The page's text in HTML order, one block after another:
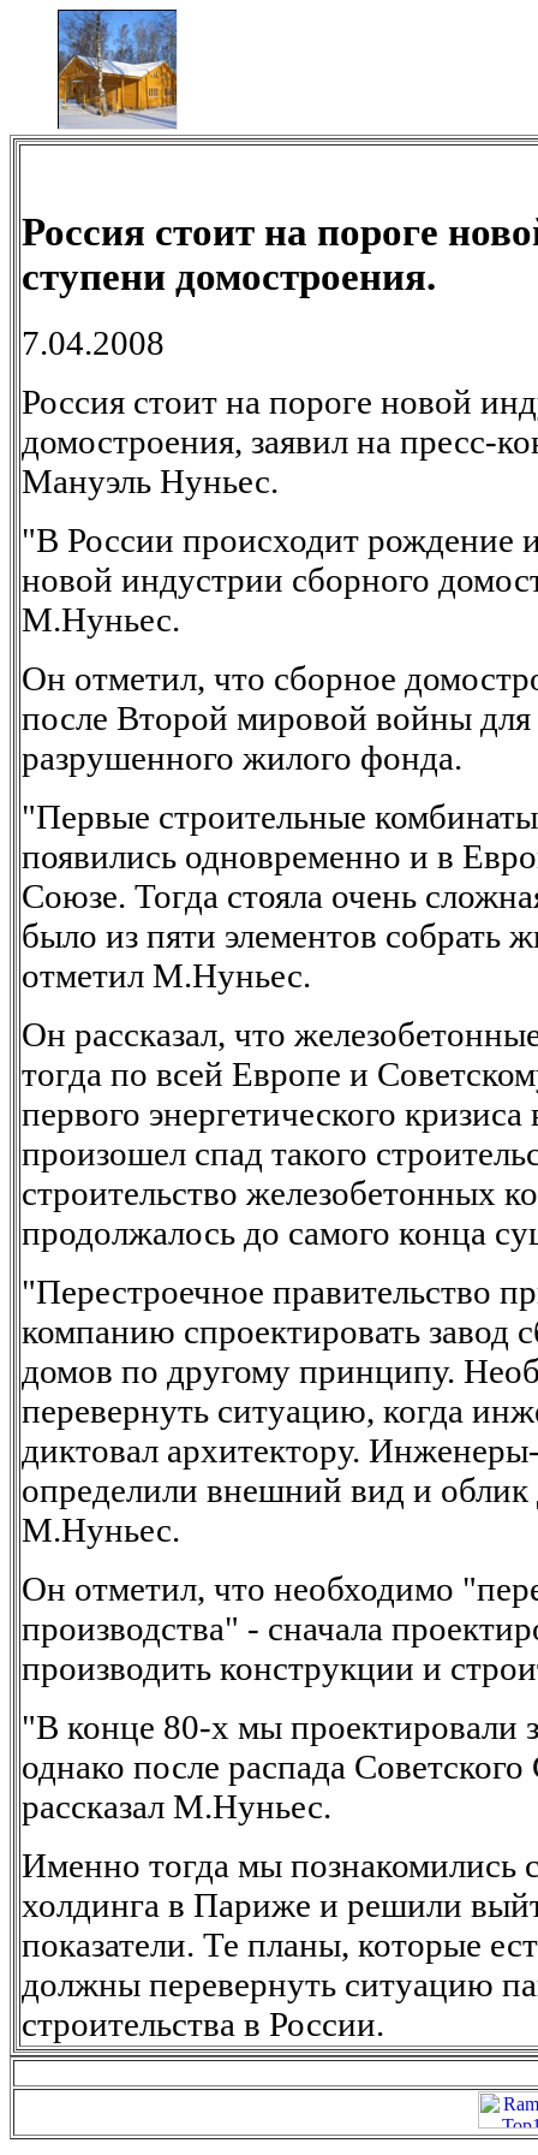
Россия стоит на пороге
ступени домостроения.
7.04.2008
Россия стоит на пороге новой
домостроения, заявил на пресс-
Мануэль Нуньес.
"В России происходит рождение
новой индустрии сборного
М.Нуньес.
Он отметил, что сборное
после Второй мировой войны для
разрушенного жилого фонда.
"Первые строительные
появились одновременно и в
Союзе. Тогда стояла очень
было из пяти элементов собрать
отметил М.Нуньес.
Он рассказал, что
тогда по всей Европе и
первого энергетического
произошел спад такого
строительство железобетонных
продолжалось до самого конца
"Перестроечное правительство
компанию спроектировать завод
домов по другому принципу.
перевернуть ситуацию, когда
диктовал архитектору.
определили внешний вид и облик
М.Нуньес.
Он отметил, что необходимо
производства" - сначала
производить конструкции и
"В конце 80-х мы проектировали
однако после распада
рассказал М.Нуньес.
Именно тогда мы познакомились
холдинга в Париже и решили
показатели. Те планы, которые
должны перевернуть ситуацию
строительства в России.